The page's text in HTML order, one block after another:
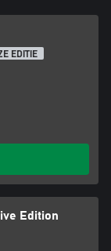
EDITIE
Edition